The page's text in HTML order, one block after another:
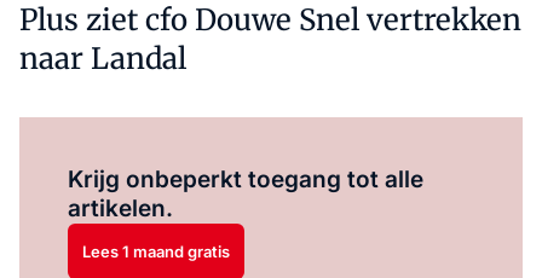
Plus ziet cfo Douwe Snel vertrekken
naar Landal
Krijg onbeperkt toegang tot alle
artikelen.
Lees 1 maand gratis